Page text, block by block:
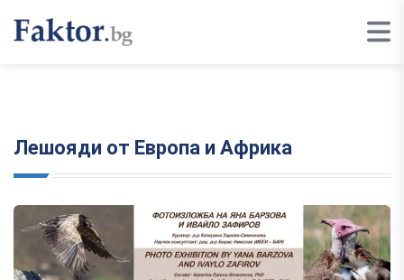
Лешояди от Европа и Африка